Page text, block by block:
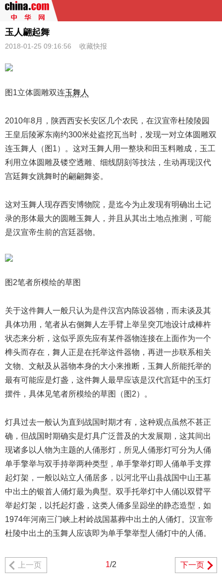
玉人翩起舞
2018-01-25 09:16:56 收藏快报
图1立体圆雕双连玉舞人
2010年8月，陕西西安长安区几个农民，在汉宣帝杜陵陵园
王皇后陵冢东南约300米处盗挖瓦当时，发现一对立体圆雕双
连玉舞人（图1）。这对玉舞人用一整块和田玉料雕成，玉工
利用立体圆雕及镂空透雕、细线阴刻等技法，生动再现汉代
宫廷舞女跳舞时的翩翩舞姿。
这对玉舞人现存西安博物院，是迄今为止发现有明确出土记
录的形体最大的圆雕玉舞人，并且从其出土地点推测，可能
是汉宣帝生前的宫廷器物。
图2笔者所模绘的草图
关于这件舞人一般只认为是件汉宫内陈设器物，而未谈及其
具体功用，笔者从右侧舞人左手臂上举呈突兀地设计成棒杵
状态来分析，这似乎原先应有某件器物连接在上面作为一个
榫头而存在，舞人正是在托举这件器物，再进一步联系相关
文物、文献及从器物本身的大小来推断，玉舞人所能托举的
最有可能应是灯盏，这件舞人最早应该是汉代宫廷中的玉灯
摆件，具体见笔者所模绘的草图（图2）。
灯具过去一般认为直到战国时期才有，这种观点虽然不甚正
确，但战国时期确实是灯具广泛普及的大发展期，这其间出
现诸多以人物为主题的人俑形灯，所见人俑形灯可分为人俑
单手擎举与双手持举两种类型，单手擎举灯即人俑单手支撑
起灯架，一般以站立人俑居多，以河北平山县战国中山王墓
中出土的银首人俑灯最为典型。双手托举灯中人俑以双臂平
举起灯架，以托起灯盏，这类人俑多呈跽坐的静态造型，如
1974年河南三门峡上村岭战国墓葬中出土的人俑灯。汉宣帝
杜陵中出土的玉舞人应该即为单手擎举型人俑灯中的人俑。
上一页 1/2 下一页